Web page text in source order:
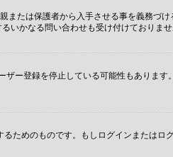
または保護者から入手させる事を義務づ
いかなる問い合わせも受け付けておりませ
ー登録を停止している可能性もあります
るためのものです。もしログインまたはロ